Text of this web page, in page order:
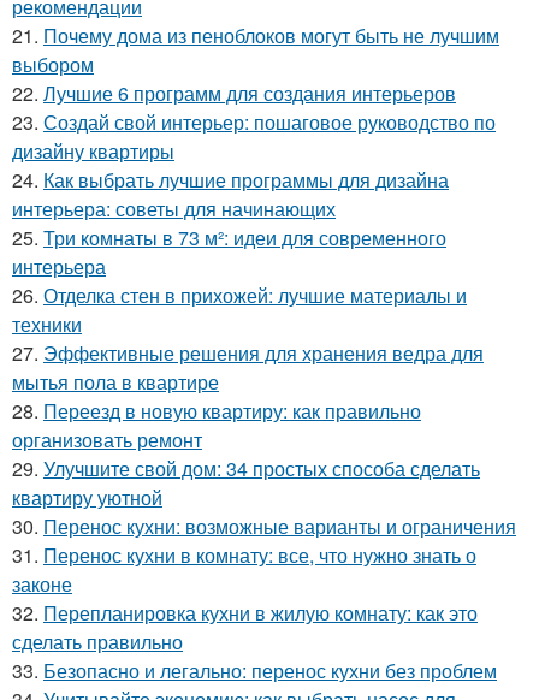
рекомендации
21. Почему дома из пеноблоков могут быть не лучшим
выбором
22. Лучшие 6 программ для создания интерьеров
23. Создай свой интерьер: пошаговое руководство по
дизайну квартиры
24. Как выбрать лучшие программы для дизайна
интерьера: советы для начинающих
25. Три комнаты в 73 м²: идеи для современного
интерьера
26. Отделка стен в прихожей: лучшие материалы и
техники
27. Эффективные решения для хранения ведра для
мытья пола в квартире
28. Переезд в новую квартиру: как правильно
организовать ремонт
29. Улучшите свой дом: 34 простых способа сделать
квартиру уютной
30. Перенос кухни: возможные варианты и ограничения
31. Перенос кухни в комнату: все, что нужно знать о
законе
32. Перепланировка кухни в жилую комнату: как это
сделать правильно
33. Безопасно и легально: перенос кухни без проблем